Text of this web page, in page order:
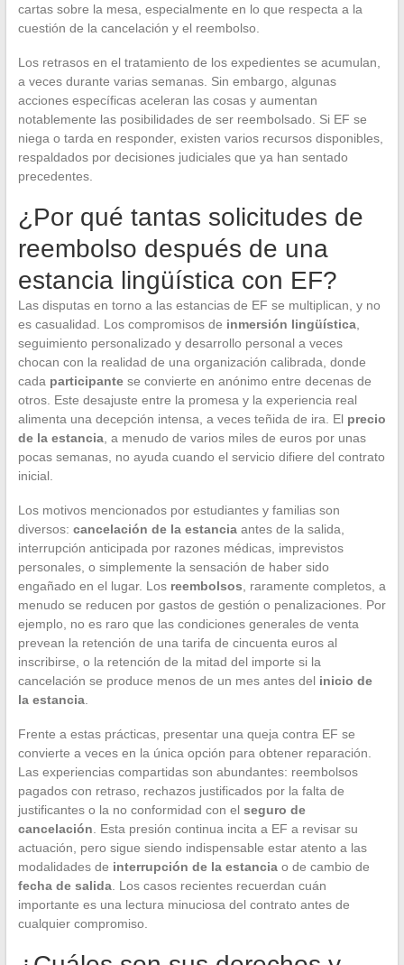
cartas sobre la mesa, especialmente en lo que respecta a la
cuestión de la cancelación y el reembolso.
Los retrasos en el tratamiento de los expedientes se acumulan,
a veces durante varias semanas. Sin embargo, algunas
acciones específicas aceleran las cosas y aumentan
notablemente las posibilidades de ser reembolsado. Si EF se
niega o tarda en responder, existen varios recursos disponibles,
respaldados por decisiones judiciales que ya han sentado
precedentes.
¿Por qué tantas solicitudes de
reembolso después de una
estancia lingüística con EF?
Las disputas en torno a las estancias de EF se multiplican, y no
es casualidad. Los compromisos de inmersión lingüística,
seguimiento personalizado y desarrollo personal a veces
chocan con la realidad de una organización calibrada, donde
cada participantese convierte en anónimo entre decenas de
otros. Este desajuste entre la promesa y la experiencia real
alimenta una decepción intensa, a veces teñida de ira. El precio
de la estancia, a menudo de varios miles de euros por unas
pocas semanas, no ayuda cuando el servicio difiere del contrato
inicial.
Los motivos mencionados por estudiantes y familias son
diversos: cancelación de la estanciaantes de la salida,
interrupción anticipada por razones médicas, imprevistos
personales, o simplemente la sensación de haber sido
engañado en el lugar. Los reembolsos , raramente completos, a
menudo se reducen por gastos de gestión o penalizaciones. Por
ejemplo, no es raro que las condiciones generales de venta
prevean la retención de una tarifa de cincuenta euros al
inscribirse, o la retención de la mitad del importe si la
cancelación se produce menos de un mes antes del inicio de
la estancia.
Frente a estas prácticas, presentar una queja contra EF se
convierte a veces en la única opción para obtener reparación.
Las experiencias compartidas son abundantes: reembolsos
pagados con retraso, rechazos justificados por la falta de
justificantes o la no conformidad con el seguro de
cancelación . Esta presión continua incita a EF a revisar su
actuación, pero sigue siendo indispensable estar atento a las
modalidades de interrupción de la estanciao de cambio de
fecha de salida. Los casos recientes recuerdan cuán
importante es una lectura minuciosa del contrato antes de
cualquier compromiso.